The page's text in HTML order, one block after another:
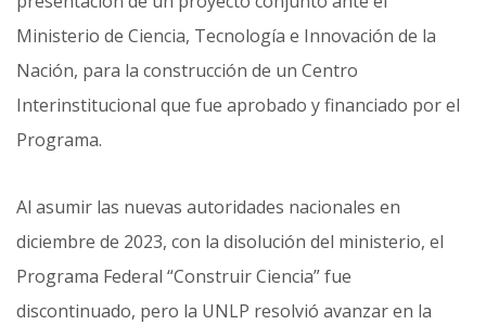
Ministerio de Ciencia, Tecnología e Innovación de la
Nación, para la construcción de un Centro
Interinstitucional que fue aprobado y financiado por el
Programa.
Al asumir las nuevas autoridades nacionales en
diciembre de 2023, con la disolución del ministerio, el
Programa Federal “Construir Ciencia” fue
discontinuado, pero la UNLP resolvió avanzar en la